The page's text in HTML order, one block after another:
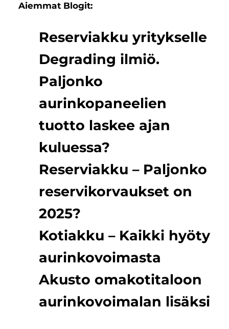
Aiemmat Blogit:
Reserviakku yritykselle
Degrading ilmiö.
Paljonko
aurinkopaneelien
tuotto laskee ajan
kuluessa?
Reserviakku – Paljonko
reservikorvaukset on
2025?
Kotiakku – Kaikki hyöty
aurinkovoimasta
Akusto omakotitaloon
aurinkovoimalan lisäksi